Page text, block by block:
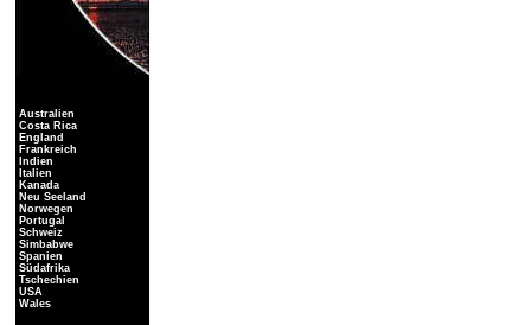
Australien
Costa Rica
England
Frankreich
Indien
Italien
Kanada
Neu Seeland
Norwegen
Portugal
Schweiz
Simbabwe
Spanien
Südafrika
Tschechien
USA
Wales